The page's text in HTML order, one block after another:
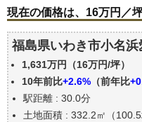
価格を詳細に分析し
福島県いわき市小名
例
公示地価はいくら
自分の年収でいくら
現在の価格は、16万円／
福島県いわき市小名
1,631万円（16万円/坪）
10年前比+2.6% （前年比
駅距離 : 30.0分
土地面積 : 332.2㎡（100.5